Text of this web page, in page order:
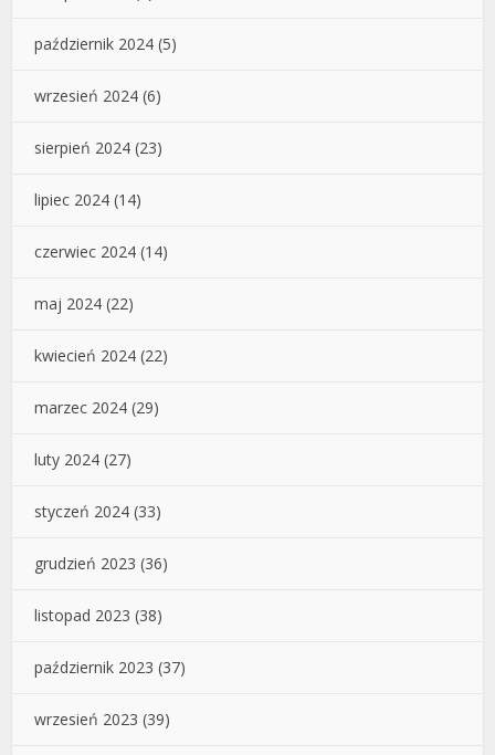
październik 2024 (5)
wrzesień 2024 (6)
sierpień 2024 (23)
lipiec 2024 (14)
czerwiec 2024 (14)
maj 2024 (22)
kwiecień 2024 (22)
marzec 2024 (29)
luty 2024 (27)
styczeń 2024 (33)
grudzień 2023 (36)
listopad 2023 (38)
październik 2023 (37)
wrzesień 2023 (39)